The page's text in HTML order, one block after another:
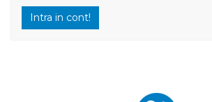
Intra in cont!